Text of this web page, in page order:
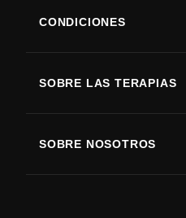
CONDICIONES
Enfermedad de Parkinson
Artritis
SOBRE LAS TERAPIAS
SOBRE NOSOTROS